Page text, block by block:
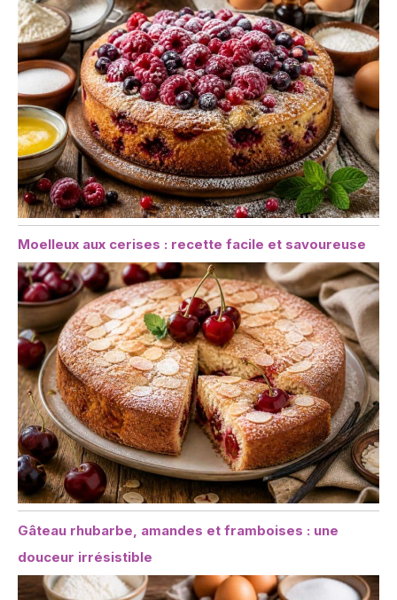
Moelleux aux cerises : recette facile et savoureuse
Gâteau rhubarbe, amandes et framboises : une
douceur irrésistible